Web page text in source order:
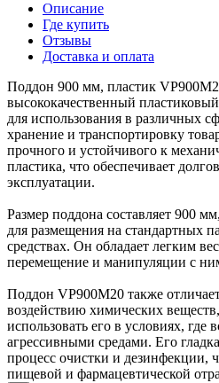
Описание
Где купить
Отзывы
Доставка и оплата
Поддон 900 мм, пластик
высококачественный
для использования в различных
хранение и транспортировку
прочного и устойчивого к
пластика, что обеспечивает
эксплуатации.
Размер поддона составляет 900
для размещения на стандартных
средствах. Он обладает легким
перемещение и манипуляции с
Поддон VP900M20 также
воздействию химических
использовать его в условиях, где
агрессивными средами. Его
процесс очистки и дезинфекции,
пищевой и фармацевтической